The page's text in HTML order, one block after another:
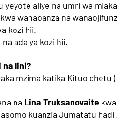
yeyote aliye na umri wa
wanaoanza na
kozi hii.
ada ya kozi hii.
na lini?
mzima katika Kituo chetu
na Lina Truksanovaite
kuanzia Jumatatu